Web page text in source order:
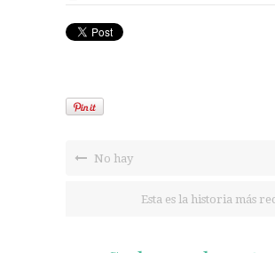
No hay
Esta es la historia más